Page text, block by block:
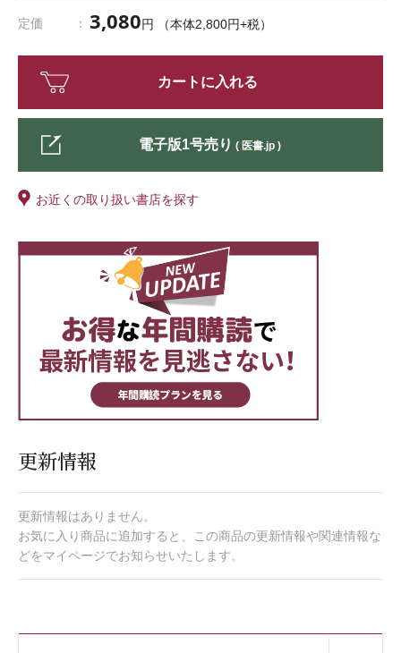
定価 3,080円 （本体2,800円+税）
カートに入れる
電子版1号売り ( 医書.jp )
お近くの取り扱い書店を探す
更新情報
更新情報はありません。
お気に入り商品に追加すると、この商品の更新情報や関連情報な
どをマイページでお知らせいたします。